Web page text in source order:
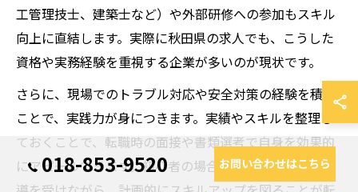
工管理技士、建築士など）や外部研修への参加もスキル
向上に直結します。実際に秋田県の求人でも、こうした
資格や実務経験を重視する企業が多いのが現状です。
さらに、現場でのトラブル対応や安全対策の経験を積む
ことで、実践力が身につきます。実績やスキルを整理し
ておくことで、転職時の面接や書類選考で自身を効果的
にアピールできます。初心者の場合も、先輩技術者の指
018-853-9520 お問い合わせはこちら